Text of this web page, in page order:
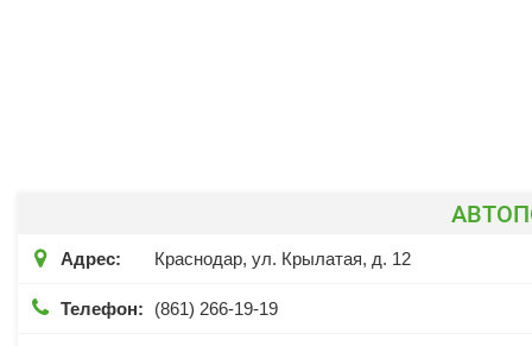
 Адрес: Краснодар, ул. Крылатая, д. 12
 Телефон: (861) 266-19-19